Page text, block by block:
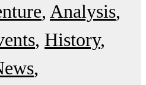
Analysis
History